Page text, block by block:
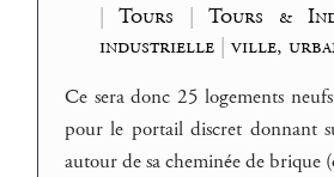
|Tours |Tours &
industrielle| ville,
Ce sera donc 25 logements
pour le portail discret donnant
autour de sa cheminée de brique